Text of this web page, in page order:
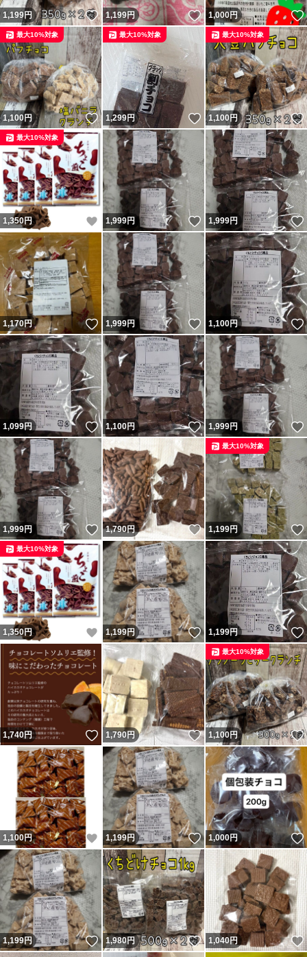
1,199円 いいね！
1,199円 いいね！
1,000円
1,100円 いいね！
最大10%対象
1,299円 いいね！
最大10%対象
1,100円
最大10%対象
1,350円 いいね！
最大10%対象
1,999円 いいね！
1,999円
1,170円 いいね！
1,999円 いいね！
1,100円
1,099円 いいね！
1,100円 いいね！
1,999円
1,999円 いいね！
1,790円 いいね！
1,199円
最大10%対象
1,350円 いいね！
最大10%対象
1,199円 いいね！
1,199円
1,740円 いいね！
1,790円 いいね！
1,100円
最大10%対象
1,100円 いいね！
1,199円 いいね！
1,000円
1,199円 いいね！
1,980円 いいね！
1,040円